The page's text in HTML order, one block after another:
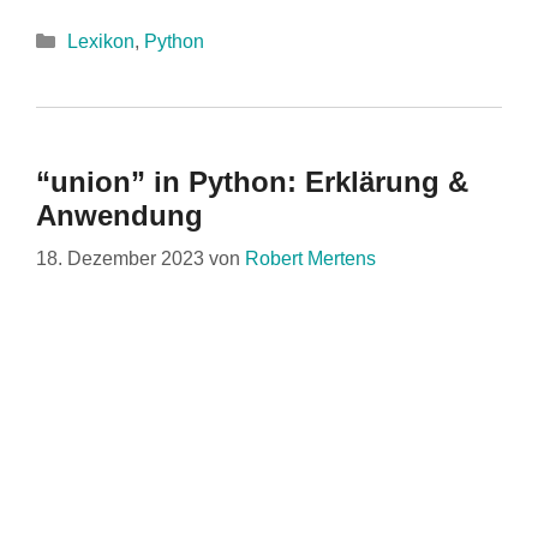
Kategorien
Lexikon, Python
“union” in Python: Erklärung &
Anwendung
18. Dezember 2023 von Robert Mertens